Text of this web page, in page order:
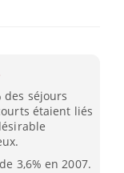
des séjours
étaient liés
3,6% en 2007.